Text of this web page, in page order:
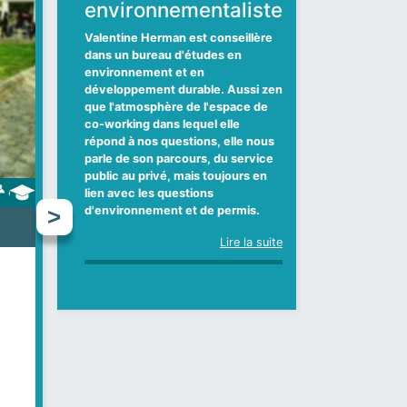
environnementaliste
Valentine Herman est conseillère
dans un bureau d'études en
environnement et en
développement durable. Aussi zen
que l'atmosphère de l'espace de
co-working dans lequel elle
répond à nos questions, elle nous
parle de son parcours, du service
public au privé, mais toujours en
lien avec les questions
d'environnement et de permis.
Lire la suite
aromathérapeute
clinique
Pascale Frennet a eu plusieurs
vies. D’abord attachée de presse
et attachée parlementaire, elle a
bifurqué vers l’aromathérapie
clinique à la faveur d’un
événement de vie. Elle nous
explique comment les huiles
essentielles peuvent soulager
anxiété, stress post-traumatique,
insomnie et douleurs.
Lire la suite
TwoGo, spécialisée
dans la consultance
en marketing
stratégique et la
communication
Avance ! Si on réfléchit trop, on ne
fait rien. C’est le leitmotiv de
Virginie Humblet, consultante en
marketing stratégique pour les
TPE et PME. La preuve par
l’exemple. GO.
Lire la suite